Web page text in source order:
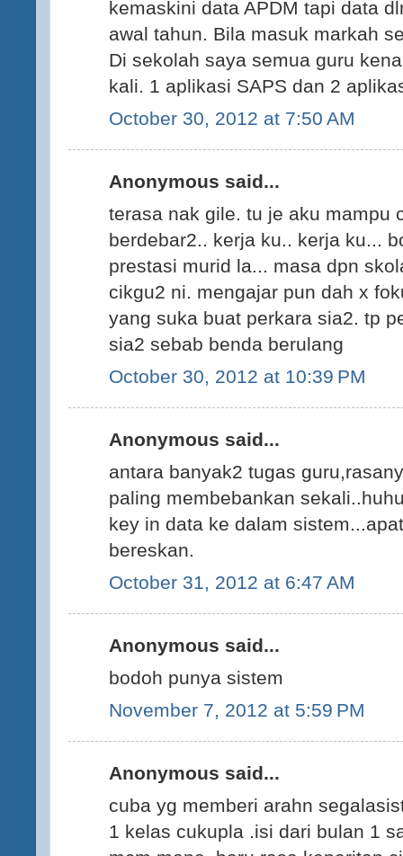
kemaskini data APDM tapi data
awal tahun. Bila masuk markah
Di sekolah saya semua guru
kali. 1 aplikasi SAPS dan 2
October 30, 2012 at 7:50 AM
Anonymous said...
terasa nak gile. tu je aku mampu
berdebar2.. kerja ku.. kerja ku...
prestasi murid la... masa dpn
cikgu2 ni. mengajar pun dah x
yang suka buat perkara sia2. tp
sia2 sebab benda berulang
October 30, 2012 at 10:39 PM
Anonymous said...
antara banyak2 tugas
paling membebankan
key in data ke dalam
bereskan.
October 31, 2012 at 6:47 AM
Anonymous said...
bodoh punya sistem
November 7, 2012 at 5:59 PM
Anonymous said...
cuba yg memberi arahn
1 kelas cukupla .isi dari bulan 1